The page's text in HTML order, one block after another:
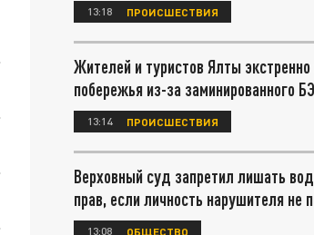
13:18 ПРОИСШЕСТВИЯ
Жителей и туристов Ялты
побережья из-за заминированного
13:14 ПРОИСШЕСТВИЯ
Верховный суд запретил лишать
прав, если личность нарушителя не
13:08 ОБЩЕСТВО